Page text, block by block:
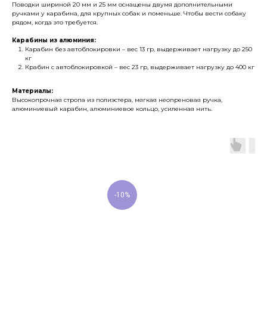
Поводки шириной 20 мм и 25 мм оснащены двумя дополнительными
ручками у карабина, для крупных собак и поменьше. Чтобы вести собаку
рядом, когда это требуется.
Карабины из алюминия:
Карабин без автоблокировки – вес 13 гр, выдерживает нагрузку до 250
кг
Крабин с автоблокировкой – вес 23 гр, выдерживает нагрузку до 400 кг
Материалы:
Высокопрочная стропа из полиэстера, мягкая неопреновая ручка,
алюминиевый карабин, алюминиевое кольцо, усиленная нить.
-10%